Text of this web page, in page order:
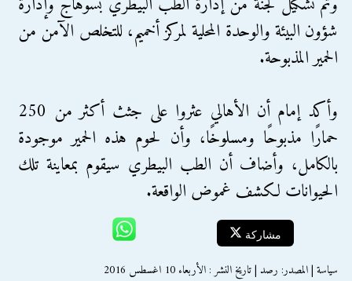
شؤون البيئة والوحدة المحلية لمركز أخميم، للتخلص الآمن من
الحمير المذبوحة.
وأكد إمام أن الأهالي عثروا على جثث أكثر من 250
حمارًا مذبوحًا ومسلوخًا، وأن لحوم هذه الحمير موجودة
بالكامل، وأضاف أن الطب البيطري سيقوم بمعاينة تلك
الحيوانات لكشف غموض الواقعة.
مشاركة
سياسة | المصدر: رصد | تاريخ النشر : الأربعاء 10 اغسطس 2016